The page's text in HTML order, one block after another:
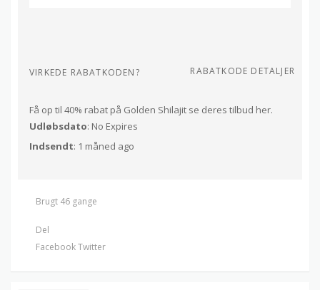
VIRKEDE RABATKODEN? RABATKODE DETALJER
Få op til 40% rabat på Golden Shilajit se deres tilbud her.
Udløbsdato: No Expires
Indsendt: 1 måned ago
Brugt 46 gange
Del
FacebookTwitter